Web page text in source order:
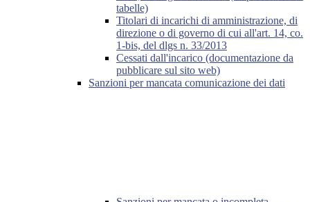
tabelle)
Titolari di incarichi di amministrazione, di
direzione o di governo di cui all'art. 14, co.
1-bis, del dlgs n. 33/2013
Cessati dall'incarico (documentazione da
pubblicare sul sito web)
Sanzioni per mancata comunicazione dei dati